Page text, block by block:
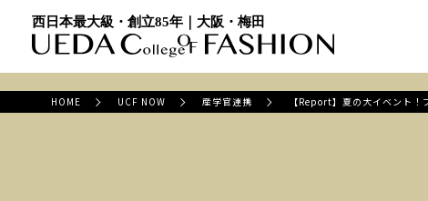
西日本最大級・創立85年｜大阪・梅田
HOME UCF NOW 産学官連携 【Report】夏の大イベント